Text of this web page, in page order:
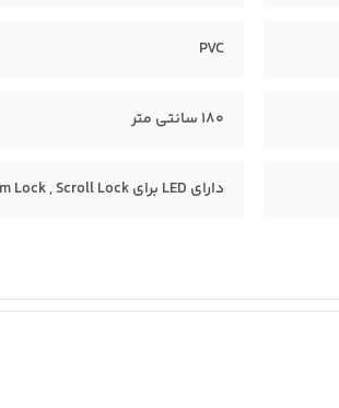
PVC
۱۸۰ سانتی متر
دارای LED برای Caps Lock , Num Lock , Scroll Lock